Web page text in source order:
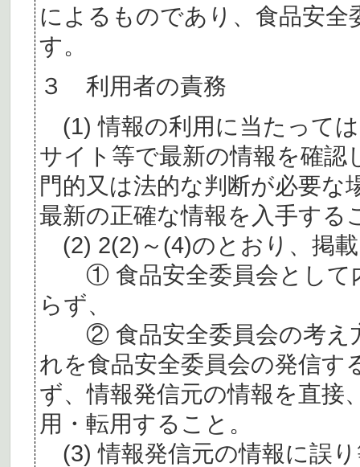
によるものであり、食品安
す。
３ 利用者の責務
(1) 情報の利用に当たって
サイト等で最新の情報を確認
門的又は法的な判断が必要
最新の正確な情報を入手する
(2) 2(2)～(4)のとおり、掲
① 食品安全委員会として
らず、
② 食品安全委員会の考え
れを食品安全委員会の発信す
ず、情報発信元の情報を直接
用・転用すること。
(3) 情報発信元の情報に誤